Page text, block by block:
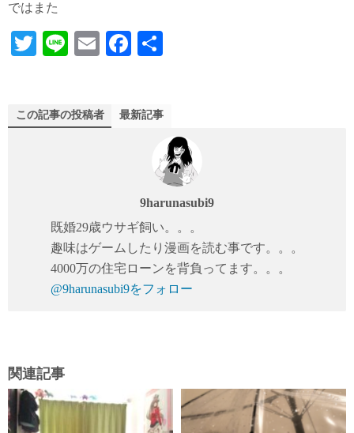
ではまた
T
r
Li
E
Fa
ok
この記事の投稿者 最新記事
9harunasubi9
既婚29歳ウサギ飼い。。。
趣味はゲームしたり漫画を読む事です。。。
4000万の住宅ローンを背負ってます。。。
@9harunasubi9をフォロー
関連記事